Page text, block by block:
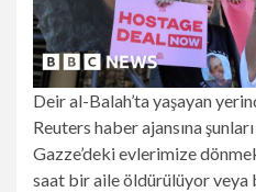
Deir al-Balah’ta yaşayan
Reuters haber ajansına
Gazze’deki evlerimize
saat bir aile öldürülüyor veya